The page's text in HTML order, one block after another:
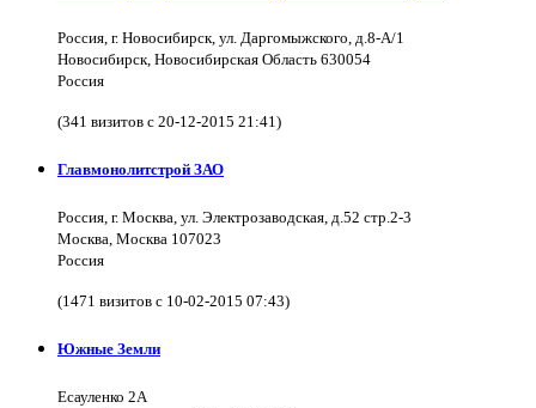
Россия, г. Новосибирск, ул. Даргомыжского, д.8-А/1
Новосибирск, Новосибирская Область 630054
Россия
(341 визитов с 20-12-2015 21:41)
Главмонолитстрой ЗАО
Россия, г. Москва, ул. Электрозаводская, д.52 стр.2-3
Москва, Москва 107023
Россия
(1471 визитов с 10-02-2015 07:43)
Южные Земли
Есауленко 2А